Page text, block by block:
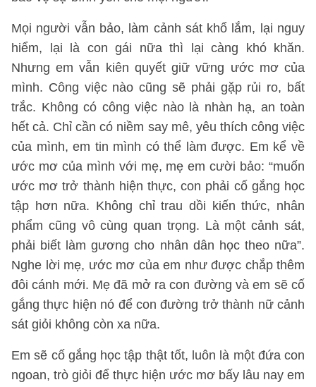
Mọi người vẫn bảo, làm cảnh sát khổ lắm, lại nguy
hiểm, lại là con gái nữa thì lại càng khó khăn.
Nhưng em vẫn kiên quyết giữ vững ước mơ của
mình. Công việc nào cũng sẽ phải gặp rủi ro, bất
trắc. Không có công việc nào là nhàn hạ, an toàn
hết cả. Chỉ cần có niềm say mê, yêu thích công việc
của mình, em tin mình có thể làm được. Em kể về
ước mơ của mình với mẹ, mẹ em cười bảo: “muốn
ước mơ trở thành hiện thực, con phải cố gắng học
tập hơn nữa. Không chỉ trau dồi kiến thức, nhân
phẩm cũng vô cùng quan trọng. Là một cảnh sát,
phải biết làm gương cho nhân dân học theo nữa”.
Nghe lời mẹ, ước mơ của em như được chắp thêm
đôi cánh mới. Mẹ đã mở ra con đường và em sẽ cố
gắng thực hiện nó để con đường trở thành nữ cảnh
sát giỏi không còn xa nữa.
Em sẽ cố gắng học tập thật tốt, luôn là một đứa con
ngoan, trò giỏi để thực hiện ước mơ bấy lâu nay em